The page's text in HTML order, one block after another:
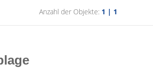
Anzahl der Objekte: 1 | 1